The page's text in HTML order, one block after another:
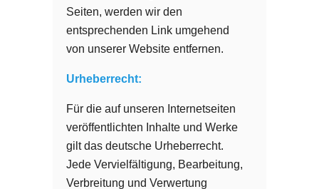
Seiten, werden wir den
entsprechenden Link umgehend
von unserer Website entfernen.
Urheberrecht:
Für die auf unseren Internetseiten
veröffentlichten Inhalte und Werke
gilt das deutsche Urheberrecht.
Jede Vervielfältigung, Bearbeitung,
Verbreitung und Verwertung